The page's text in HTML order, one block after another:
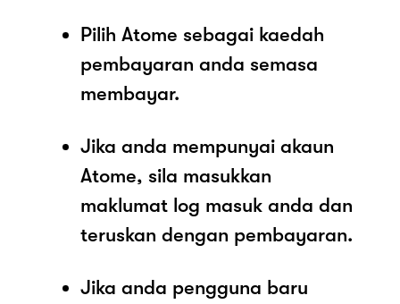
Pilih Atome sebagai kaedah
pembayaran anda semasa
membayar.
Jika anda mempunyai akaun
Atome, sila masukkan
maklumat log masuk anda dan
teruskan dengan pembayaran.
Jika anda pengguna baru